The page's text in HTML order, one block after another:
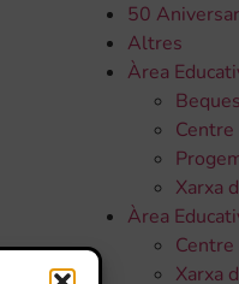
50
Altres
Àrea
Xarxa
Àrea
Xarxa